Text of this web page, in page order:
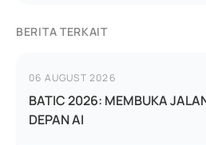
BERITA TERKAIT
06 AUGUST 2026
BATIC 2026: MEMBUKA
DEPAN AI